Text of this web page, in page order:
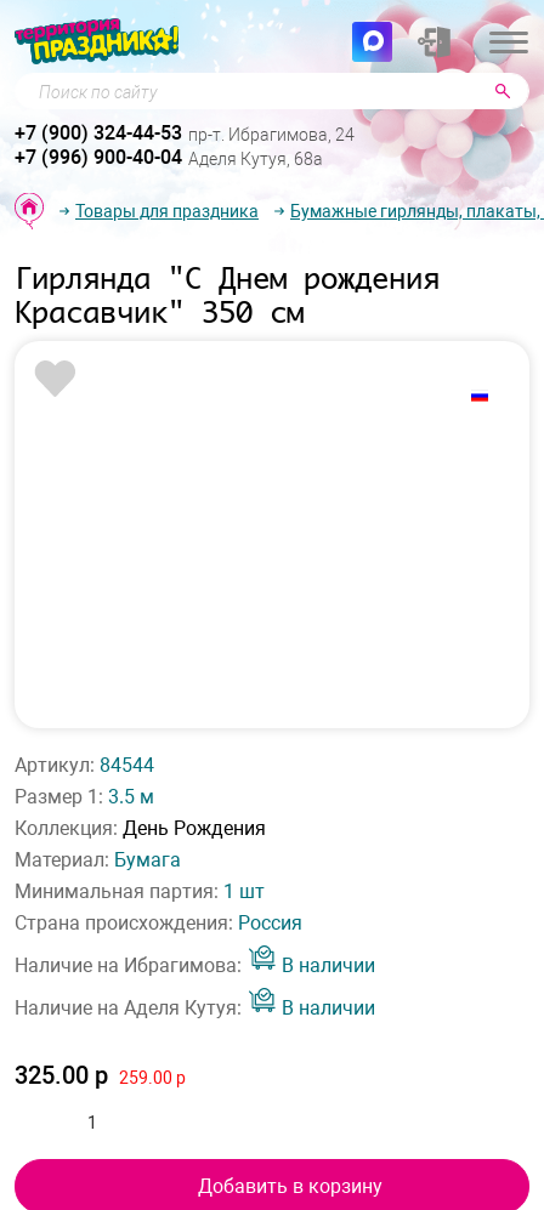
Поиск по сайту
+7 (900) 324-44-53 пр-т. Ибрагимова, 24
+7 (996) 900-40-04 Аделя Кутуя, 68а
Товары для праздника Бумажные гирлянды,
Гирлянда "С Днем рождения
Красавчик" 350 см
Артикул: 84544
Размер 1: 3.5 м
Коллекция: День Рождения
Материал: Бумага
Минимальная партия: 1 шт
Страна происхождения: Россия
Наличие на Ибрагимова:
В наличии
Наличие на Аделя Кутуя:
В наличии
325.00 р 259.00 р
Добавить в корзину